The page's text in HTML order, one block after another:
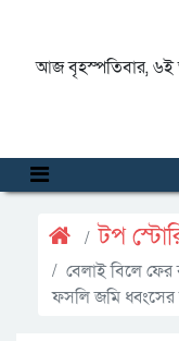
আজ বৃহস্পতিবার, ৬ই
টপ
বেলাই বিলে ফের
ফসলি জমি